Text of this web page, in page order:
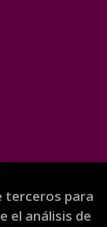
terceros para
el análisis de